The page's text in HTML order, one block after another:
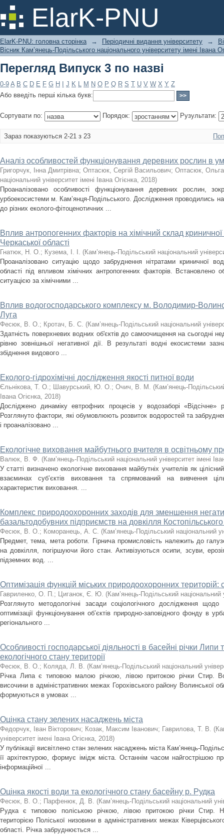
ElarK-PNU
Перегляд Випуск 3 по назві
ElarK-PNU: головна сторінка → Періодичні видання університету →
Вісник Кам’янець-Подільського національного університету імені Івана
Перегляд Випуск 3 по назві
0-9 A B C D E F G H J K L M N O P Q R S T U V W X Y Z
Або введіть перші кілька букв:
Сортувати по: Порядок: Рузультати:
Зараз показуються 2-21 з 23
Аналіз особливостей функціонування деревних рослин в
Григорчук, Інна Дмитрівна; Оптасюк, Сергій Васильович; Оптасюк,
національний університет імені Івана Огієнка, 2018)
Проаналізовано особливості функціонування деревних рослин,
урбоекосистеми м. Кам’янця-Подільського. Дослідження проводились
до різних еколого-фітоценотичних ...
Вплив антропогенних факторів на хімічний склад
Черкаської області
Гнатюк, Н. О.; Кузема, І. І. (Кам’янець-Подільський національний
Проаналізовано ситуацію щодо забруднення нітратами криничної
області під впливом хімічних антропогенних факторів. Встановлено
ситуацією за хімічними ...
Вплив водогосподарського комплексу м. Володимир-
Луга
Фесюк, В. О.; Кротач, Б. С. (Кам’янець-Подільський національний
Здатність поверхневих водних об'єктів до самоочищення на сьогодні
рівню зовнішньої негативної дії. В результаті водні екосистеми
збіднення видового ...
Еколого-гідрохімічні дослідження якості питної води
Єльнікова, Т. О.; Шавурський, Ю. О.; Очич, В. М. (Кам’янець-
Івана Огієнка, 2018)
Досліджено динаміку евтрофних процесів у водозаборі «Відсічне»
Розглянуто фактори, які обумовлюють розвиток водоростей та
і проаналізовано ...
Екологічне виховання майбутнього вчителя в освітньому
Валюк, В. Ф. (Кам’янець-Подільський національний університет імені
У статті визначено екологічне виховання майбутніх учителів як
взаєминах суб’єктів виховання та спрямований на вивчення
характеристик виховання. ...
Комплекс природоохоронних заходів для зменшення
базальтодобувних підприємств на довкілля
Фесюк, В. О.; Коморанець, А. С. (Кам’янець-Подільський національний
Предмет, тема, мета роботи. Гірнича промисловість належить до
на довкілля, погіршуючи його стан. Активізуються осипи, зсуви,
підземних вод. ...
Оптимізація функцій міських природоохоронних територій:
Гавриленко, О. П.; Циганок, Є. Ю. (Кам’янець-Подільський національний
Розглянуто методологічні засади соціологічного дослідження щодо
оптимізації функціонування об’єктів природно-заповідного фонду в
регіонального ...
Особливості господарської діяльності в басейні річки
екологічного стану території
Фесюк, В. О.; Коляда, Л. В. (Кам’янець-Подільський національний
Річка Липа є типовою малою річкою, лівою притокою річки Стир.
височини в адміністративних межах Горохівського району Волинської
формуються в умовах ...
Оцінка стану зелених насаджень міста
Федорчук, Іван Вікторович; Козак, Максим Іванович; Гаврилова, Т. В. (
університет імені Івана Огієнка, 2018)
У публікації висвітлено стан зелених насаджень міста Кам’янець-
її архітектурою, формує імідж міста. Останнім часом найгострішою
інформаційної ...
Оцінка якості води та екологічного стану басейну р. Рудка
Фесюк, В. О.; Парфенюк, Д. В. (Кам’янець-Подільський національний
Рудка є типовою поліською річкою, лівою притокою річки Стир.
територією Поліської низовини в адміністративних межах
області. Річка забруднюється ...